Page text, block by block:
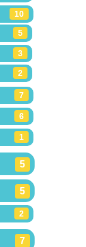
10
5
3
2
7
6
1
5
5
2
7